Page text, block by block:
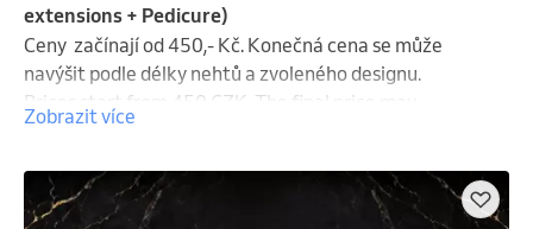
extensions + Pedicure)
Ceny  začínají od 450,- Kč. Konečná cena se může
navýšit podle délky nehtů a zvoleného designu.
Prices start from 450 CZK. The final price may
increase depending on the nail length and the
Prosíme, napište nám, kterou pracovnici si přejete –
Tina nebo Viky.
Zobrazit více